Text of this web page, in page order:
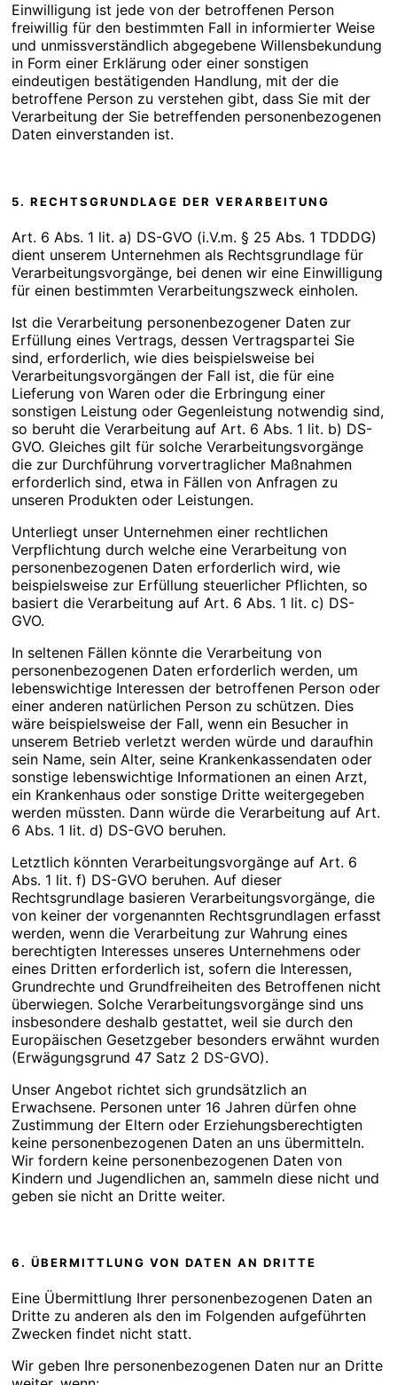
Einwilligung ist jede von der betroffenen Person
freiwillig für den bestimmten Fall in informierter Weise
und unmissverständlich abgegebene Willensbekundung
in Form einer Erklärung oder einer sonstigen
eindeutigen bestätigenden Handlung, mit der die
betroffene Person zu verstehen gibt, dass Sie mit der
Verarbeitung der Sie betreffenden personenbezogenen
Daten einverstanden ist.
5. RECHTSGRUNDLAGE DER VERARBEITUNG
Art. 6 Abs. 1 lit. a) DS-GVO (i.V.m. § 25 Abs. 1 TDDDG)
dient unserem Unternehmen als Rechtsgrundlage für
Verarbeitungsvorgänge, bei denen wir eine Einwilligung
für einen bestimmten Verarbeitungszweck einholen.
Ist die Verarbeitung personenbezogener Daten zur
Erfüllung eines Vertrags, dessen Vertragspartei Sie
sind, erforderlich, wie dies beispielsweise bei
Verarbeitungsvorgängen der Fall ist, die für eine
Lieferung von Waren oder die Erbringung einer
sonstigen Leistung oder Gegenleistung notwendig sind,
so beruht die Verarbeitung auf Art. 6 Abs. 1 lit. b) DS-
GVO. Gleiches gilt für solche Verarbeitungsvorgänge
die zur Durchführung vorvertraglicher Maßnahmen
erforderlich sind, etwa in Fällen von Anfragen zu
unseren Produkten oder Leistungen.
Unterliegt unser Unternehmen einer rechtlichen
Verpflichtung durch welche eine Verarbeitung von
personenbezogenen Daten erforderlich wird, wie
beispielsweise zur Erfüllung steuerlicher Pflichten, so
basiert die Verarbeitung auf Art. 6 Abs. 1 lit. c) DS-
GVO.
In seltenen Fällen könnte die Verarbeitung von
personenbezogenen Daten erforderlich werden, um
lebenswichtige Interessen der betroffenen Person oder
einer anderen natürlichen Person zu schützen. Dies
wäre beispielsweise der Fall, wenn ein Besucher in
unserem Betrieb verletzt werden würde und daraufhin
sein Name, sein Alter, seine Krankenkassendaten oder
sonstige lebenswichtige Informationen an einen Arzt,
ein Krankenhaus oder sonstige Dritte weitergegeben
werden müssten. Dann würde die Verarbeitung auf Art.
6 Abs. 1 lit. d) DS-GVO beruhen.
Letztlich könnten Verarbeitungsvorgänge auf Art. 6
Abs. 1 lit. f) DS-GVO beruhen. Auf dieser
Rechtsgrundlage basieren Verarbeitungsvorgänge, die
von keiner der vorgenannten Rechtsgrundlagen erfasst
werden, wenn die Verarbeitung zur Wahrung eines
berechtigten Interesses unseres Unternehmens oder
eines Dritten erforderlich ist, sofern die Interessen,
Grundrechte und Grundfreiheiten des Betroffenen nicht
überwiegen. Solche Verarbeitungsvorgänge sind uns
insbesondere deshalb gestattet, weil sie durch den
Europäischen Gesetzgeber besonders erwähnt wurden
(Erwägungsgrund 47 Satz 2 DS-GVO).
Unser Angebot richtet sich grundsätzlich an
Erwachsene. Personen unter 16 Jahren dürfen ohne
Zustimmung der Eltern oder Erziehungsberechtigten
keine personenbezogenen Daten an uns übermitteln.
Wir fordern keine personenbezogenen Daten von
Kindern und Jugendlichen an, sammeln diese nicht und
geben sie nicht an Dritte weiter.
6. ÜBERMITTLUNG VON DATEN AN DRITTE
Eine Übermittlung Ihrer personenbezogenen Daten an
Dritte zu anderen als den im Folgenden aufgeführten
Zwecken findet nicht statt.
Wir geben Ihre personenbezogenen Daten nur an Dritte